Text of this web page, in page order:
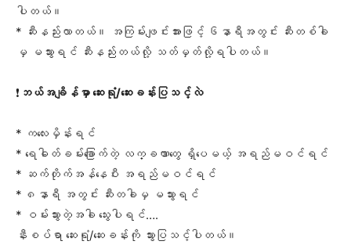
ပါတယ်။
* ဆီးနည်းလာတယ်။ အကြမ်းဖျင်းအားဖြင့် ၆နာရီအတွင်း ဆီးတစ်ခါ
မှ မသွားရင် ဆီးနည်းတယ်လို့ သတ်မှတ်လို့ရပါတယ်။
❗ ဘယ်အချိန်မှာ ​ဆေးရုံ/​ဆေးခန်းပြသင့်လဲ
* က​လေးမှိန်းရင်
* ​ရေဓါတ်ခမ်း​ခြောက်တဲ့ လက္ခဏာ​တွေ ရှိ​ပေမယ့် အရည်မဝင်ရင်
* ဆက်တိုက်အန်​နေပီး အရည်မဝင်ရင်
* ၈နာရီ အတွင်း ဆီးတခါမှ မသွားရင်
* ဝမ်းသွားတဲ့အခါ ​သွေးပါရင်….
နီးစပ်ရာ ​ဆေးရုံ/​ဆေးခန်းကို သွားပြသင့်ပါတယ်။